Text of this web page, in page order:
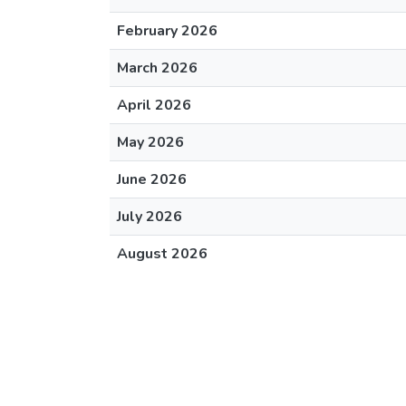
February 2026
March 2026
April 2026
May 2026
June 2026
July 2026
August 2026